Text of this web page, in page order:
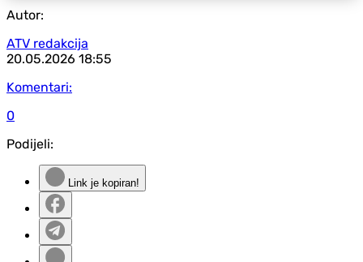
Autor:
ATV redakcija
20.05.2026 18:55
Komentari:
0
Podijeli:
Link je kopiran!